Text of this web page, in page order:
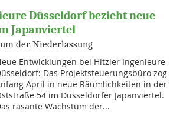
Düsseldorf bezieht neue
Japanviertel
der Niederlassung
Entwicklungen bei Hitzler Ingenieure
Das Projektsteuerungsbüro zog
April in neue Räumlichkeiten in der
54 im Düsseldorfer Japanviertel.
rasante Wachstum der...